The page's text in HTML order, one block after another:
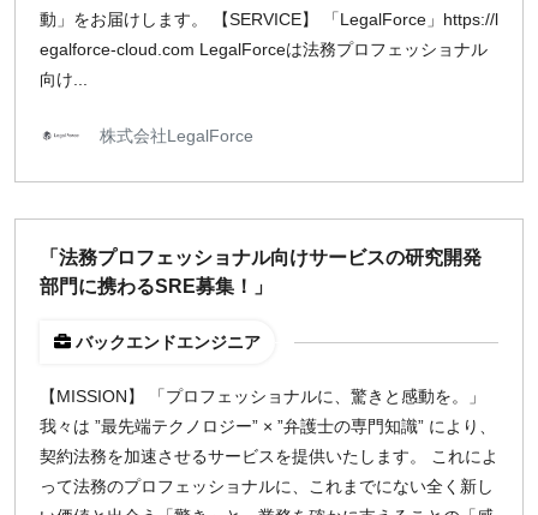
動」をお届けします。 【SERVICE】 「LegalForce」https://l
egalforce-cloud.com LegalForceは法務プロフェッショナル
向け...
株式会社LegalForce
「法務プロフェッショナル向けサービスの研究開発
部門に携わるSRE募集！」
バックエンドエンジニア
【MISSION】 「プロフェッショナルに、驚きと感動を。」
我々は ”最先端テクノロジー” × ”弁護士の専門知識” により、
契約法務を加速させるサービスを提供いたします。 これによ
って法務のプロフェッショナルに、これまでにない全く新し